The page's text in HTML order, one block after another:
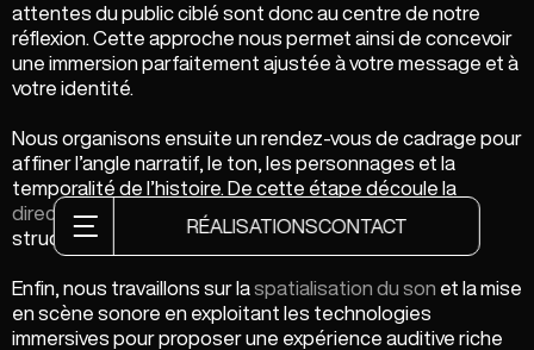
RÉALISATIONSCONTACT
attentes du public ciblé sont donc au centre de notre
réflexion. Cette approche nous permet ainsi de concevoir
une immersion parfaitement ajustée à votre message et à
votre identité.
Nous organisons ensuite un rendez-vous de cadrage pour
affiner l’angle narratif, le ton, les personnages et la
temporalité de l’histoire. De cette étape découle la
direction artistique sonore
structure narrative qui guideront toute la création.
Enfin, nous travaillons sur laspatialisation du son et la mise
en scène sonore en exploitant les technologies
immersives pour proposer une expérience auditive riche